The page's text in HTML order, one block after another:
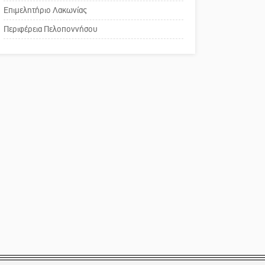
Το δικό σας σχόλιο:
Παράδειγμα κοινωνικής
Επιμελητήριο Λακωνίας
Περιφέρεια Πελοποννήσου